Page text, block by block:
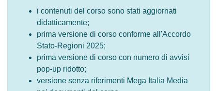
didatticamente;
prima versione di corso conforme
all'Accordo Stato-Regioni 2025;
prima versione di corso con numero di
avvisi pop-up ridotto;
versione senza riferimenti Mega Italia Media
nei documenti del corso.